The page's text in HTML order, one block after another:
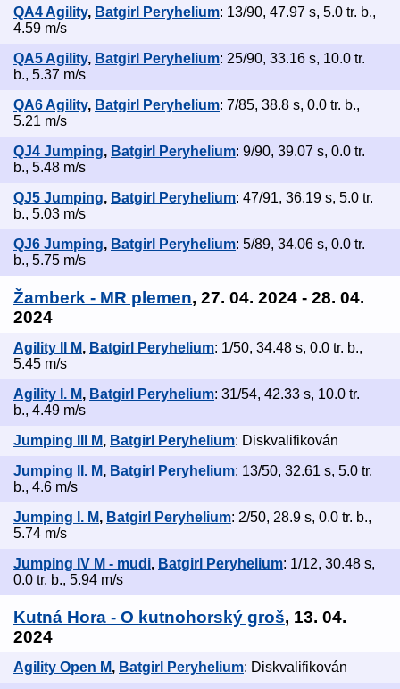
QA4 Agility, Batgirl Peryhelium: 13/90, 47.97 s, 5.0 tr. b.,
4.59 m/s
QA5 Agility, Batgirl Peryhelium: 25/90, 33.16 s, 10.0 tr.
b., 5.37 m/s
QA6 Agility, Batgirl Peryhelium: 7/85, 38.8 s, 0.0 tr. b.,
5.21 m/s
QJ4 Jumping, Batgirl Peryhelium: 9/90, 39.07 s, 0.0 tr.
b., 5.48 m/s
QJ5 Jumping, Batgirl Peryhelium: 47/91, 36.19 s, 5.0 tr.
b., 5.03 m/s
QJ6 Jumping, Batgirl Peryhelium: 5/89, 34.06 s, 0.0 tr.
b., 5.75 m/s
Žamberk - MR plemen, 27. 04. 2024 - 28. 04.
2024
Agility II M, Batgirl Peryhelium: 1/50, 34.48 s, 0.0 tr. b.,
5.45 m/s
Agility I. M, Batgirl Peryhelium: 31/54, 42.33 s, 10.0 tr.
b., 4.49 m/s
Jumping III M, Batgirl Peryhelium: Diskvalifikován
Jumping II. M, Batgirl Peryhelium: 13/50, 32.61 s, 5.0 tr.
b., 4.6 m/s
Jumping I. M, Batgirl Peryhelium: 2/50, 28.9 s, 0.0 tr. b.,
5.74 m/s
Jumping IV M - mudi, Batgirl Peryhelium: 1/12, 30.48 s,
0.0 tr. b., 5.94 m/s
Kutná Hora - O kutnohorský groš, 13. 04.
2024
Agility Open M, Batgirl Peryhelium: Diskvalifikován